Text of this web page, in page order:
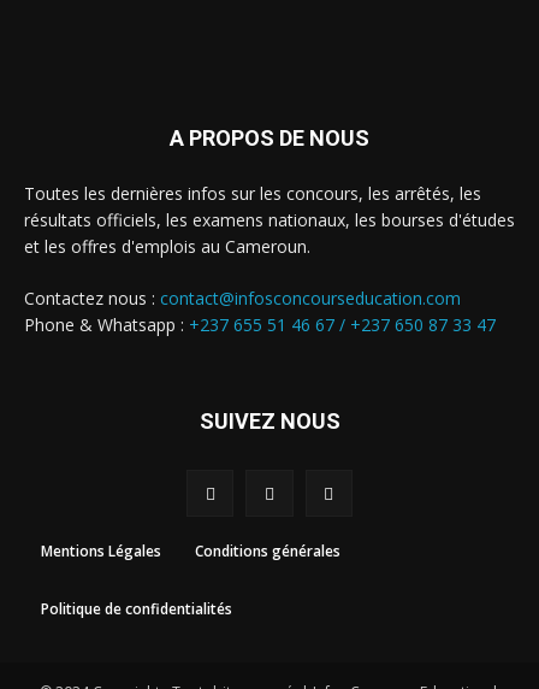
A PROPOS DE NOUS
Toutes les dernières infos sur les concours, les arrêtés, les
résultats officiels, les examens nationaux, les bourses d'études
et les offres d'emplois au Cameroun.
Contactez nous : contact@infosconcourseducation.com
Phone & Whatsapp : +237 655 51 46 67 / +237 650 87 33 47
SUIVEZ NOUS
Mentions Légales Conditions générales
Politique de confidentialités